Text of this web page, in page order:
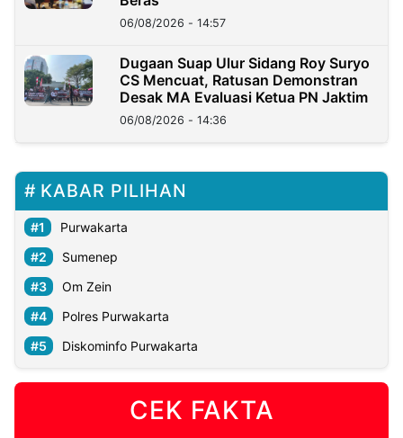
06/08/2026 - 14:57
Dugaan Suap Ulur Sidang Roy Suryo
CS Mencuat, Ratusan Demonstran
Desak MA Evaluasi Ketua PN Jaktim
06/08/2026 - 14:36
KABAR PILIHAN
Purwakarta
Sumenep
Om Zein
Polres Purwakarta
Diskominfo Purwakarta
CEK FAKTA